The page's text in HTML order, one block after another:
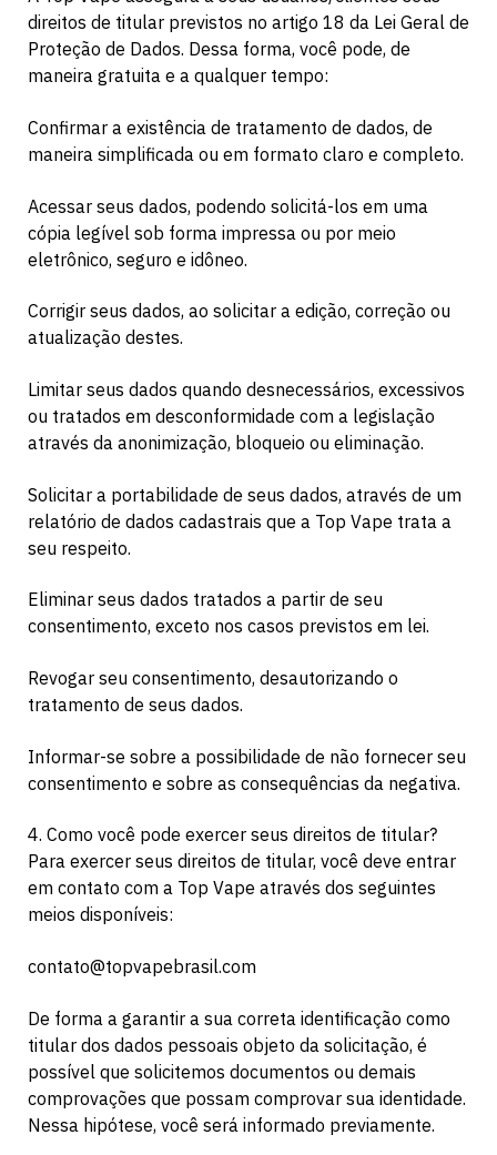
direitos de titular previstos no artigo 18 da Lei Geral de
Proteção de Dados. Dessa forma, você pode, de
maneira gratuita e a qualquer tempo:
Confirmar a existência de tratamento de dados, de
maneira simplificada ou em formato claro e completo.
Acessar seus dados, podendo solicitá-los em uma
cópia legível sob forma impressa ou por meio
eletrônico, seguro e idôneo.
Corrigir seus dados, ao solicitar a edição, correção ou
atualização destes.
Limitar seus dados quando desnecessários, excessivos
ou tratados em desconformidade com a legislação
através da anonimização, bloqueio ou eliminação.
Solicitar a portabilidade de seus dados, através de um
relatório de dados cadastrais que a Top Vape trata a
seu respeito.
Eliminar seus dados tratados a partir de seu
consentimento, exceto nos casos previstos em lei.
Revogar seu consentimento, desautorizando o
tratamento de seus dados.
Informar-se sobre a possibilidade de não fornecer seu
consentimento e sobre as consequências da negativa.
4. Como você pode exercer seus direitos de titular?
Para exercer seus direitos de titular, você deve entrar
em contato com a Top Vape através dos seguintes
meios disponíveis:
contato@topvapebrasil.com
De forma a garantir a sua correta identificação como
titular dos dados pessoais objeto da solicitação, é
possível que solicitemos documentos ou demais
comprovações que possam comprovar sua identidade.
Nessa hipótese, você será informado previamente.